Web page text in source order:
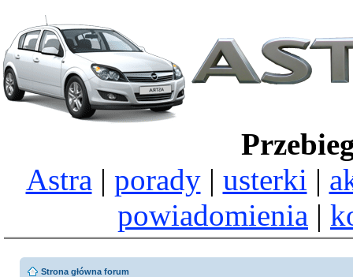
Astra | porady| usterki |
powiadomienia |
Strona główna forum